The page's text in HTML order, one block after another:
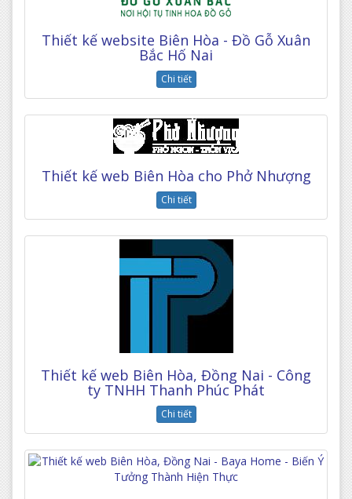
Thiết kế website Biên Hòa - Đồ Gỗ Xuân
Bắc Hố Nai
Chi tiết
Thiết kế web Biên Hòa cho Phở Nhượng
Chi tiết
Thiết kế web Biên Hòa, Đồng Nai - Công
ty TNHH Thanh Phúc Phát
Chi tiết